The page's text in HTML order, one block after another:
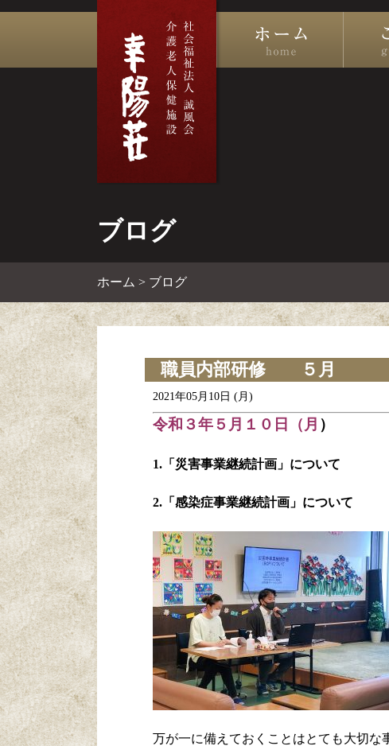
ブログ
ホーム > ブログ
職員内部研修 ５月
2021年05月10日 (月)
令和３年５月１０日（月 ）
1.「災害事業継続計画」について
2.「感染症事業継続計画」について
万が一に備えておくことはとても大切な